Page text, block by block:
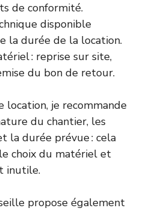
de conformité.
disponible
la durée de la location.
: reprise sur site,
du bon de retour.
je recommande
du chantier, les
la durée prévue : cela
choix du matériel et
inutile.
propose également